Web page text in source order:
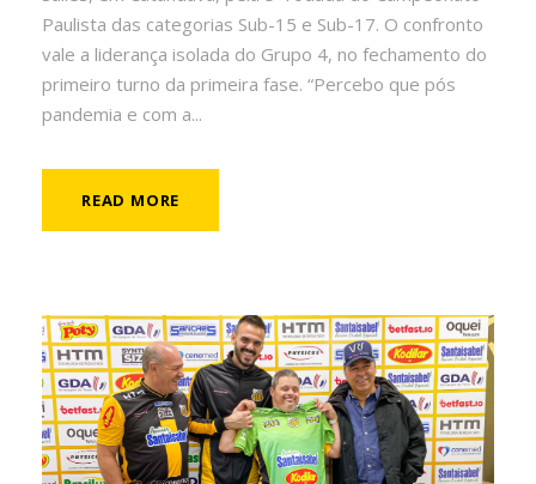
Paulista das categorias Sub-15 e Sub-17. O confronto
vale a liderança isolada do Grupo 4, no fechamento do
primeiro turno da primeira fase. “Percebo que pós
pandemia e com a...
READ MORE